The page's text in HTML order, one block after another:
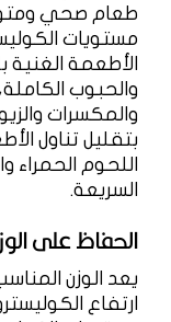
طعام صحي
مستويات
الأطعمة الغنية
والحبوب
والمكسرات
بتقليل تناول
اللحوم
السريعة.
الحفاظ على
يعد الوزن
ارتفاع